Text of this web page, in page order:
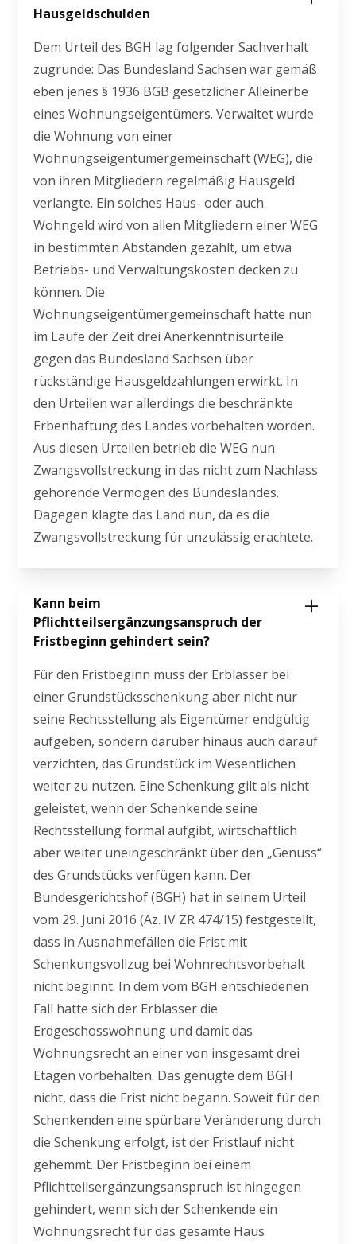
Hausgeldschulden
Dem Urteil des BGH lag folgender Sachverhalt
zugrunde: Das Bundesland Sachsen war gemäß
eben jenes § 1936 BGB gesetzlicher Alleinerbe
eines Wohnungseigentümers. Verwaltet wurde
die Wohnung von einer
Wohnungseigentümergemeinschaft (WEG), die
von ihren Mitgliedern regelmäßig Hausgeld
verlangte. Ein solches Haus- oder auch
Wohngeld wird von allen Mitgliedern einer WEG
in bestimmten Abständen gezahlt, um etwa
Betriebs- und Verwaltungskosten decken zu
können. Die
Wohnungseigentümergemeinschaft hatte nun
im Laufe der Zeit drei Anerkenntnisurteile
gegen das Bundesland Sachsen über
rückständige Hausgeldzahlungen erwirkt. In
den Urteilen war allerdings die beschränkte
Erbenhaftung des Landes vorbehalten worden.
Aus diesen Urteilen betrieb die WEG nun
Zwangsvollstreckung in das nicht zum Nachlass
gehörende Vermögen des Bundeslandes.
Dagegen klagte das Land nun, da es die
Zwangsvollstreckung für unzulässig erachtete.
Kann beim
Pflichtteilsergänzungsanspruch der
Fristbeginn gehindert sein?
Für den Fristbeginn muss der Erblasser bei
einer Grundstücksschenkung aber nicht nur
seine Rechtsstellung als Eigentümer endgültig
aufgeben, sondern darüber hinaus auch darauf
verzichten, das Grundstück im Wesentlichen
weiter zu nutzen. Eine Schenkung gilt als nicht
geleistet, wenn der Schenkende seine
Rechtsstellung formal aufgibt, wirtschaftlich
aber weiter uneingeschränkt über den „Genuss“
des Grundstücks verfügen kann. Der
Bundesgerichtshof (BGH) hat in seinem Urteil
vom 29. Juni 2016 (Az. IV ZR 474/15) festgestellt,
dass in Ausnahmefällen die Frist mit
Schenkungsvollzug bei Wohnrechtsvorbehalt
nicht beginnt. In dem vom BGH entschiedenen
Fall hatte sich der Erblasser die
Erdgeschosswohnung und damit das
Wohnungsrecht an einer von insgesamt drei
Etagen vorbehalten. Das genügte dem BGH
nicht, dass die Frist nicht begann. Soweit für den
Schenkenden eine spürbare Veränderung durch
die Schenkung erfolgt, ist der Fristlauf nicht
gehemmt. Der Fristbeginn bei einem
Pflichtteilsergänzungsanspruch ist hingegen
gehindert, wenn sich der Schenkende ein
Wohnungsrecht für das gesamte Haus